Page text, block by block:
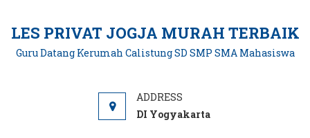
content
LES PRIVAT JOGJA MURAH TERBAIK
Guru Datang Kerumah Calistung SD SMP SMA Mahasiswa
DI Yogyakarta